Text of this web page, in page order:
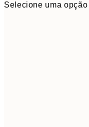
Selecione uma opção